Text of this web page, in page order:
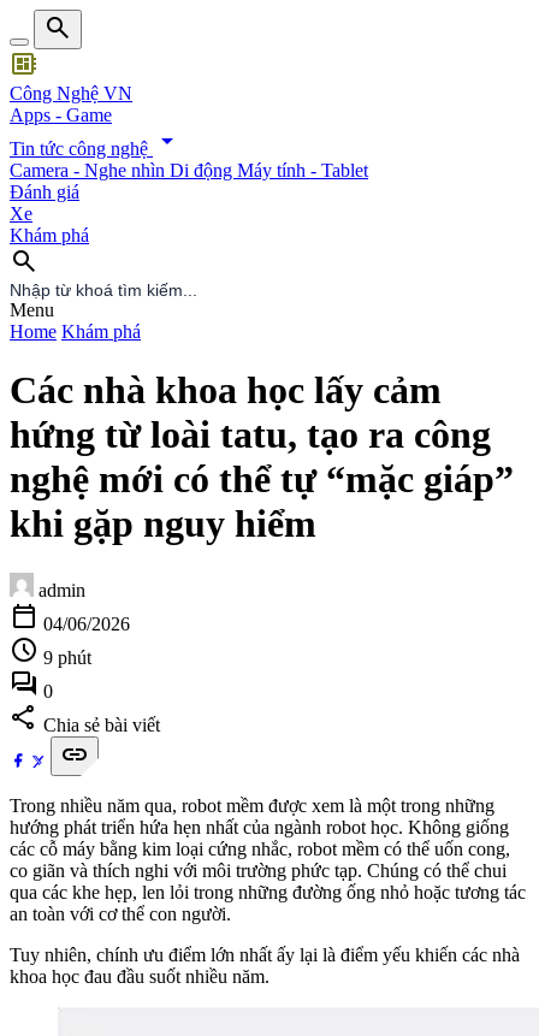
search
developer_board
Công Nghệ VN
Apps - Game
Tin tức công nghệ
arrow_drop_down
Camera - Nghe nhìn Di động Máy tính - Tablet
Đánh giá
Xe
Khám phá
search
search
Menu
Home Khám phá
Các nhà khoa học lấy cảm
hứng từ loài tatu, tạo ra công
nghệ mới có thể tự “mặc giáp”
khi gặp nguy hiểm
admin
calendar_today 04/06/2026
schedule 9 phút
forum 0
share Chia sẻ bài viết
link
Trong nhiều năm qua, robot mềm được xem là một trong những
hướng phát triển hứa hẹn nhất của ngành robot học. Không giống
các cỗ máy bằng kim loại cứng nhắc, robot mềm có thể uốn cong,
co giãn và thích nghi với môi trường phức tạp. Chúng có thể chui
qua các khe hẹp, len lỏi trong những đường ống nhỏ hoặc tương tác
an toàn với cơ thể con người.
Tuy nhiên, chính ưu điểm lớn nhất ấy lại là điểm yếu khiến các nhà
khoa học đau đầu suốt nhiều năm.